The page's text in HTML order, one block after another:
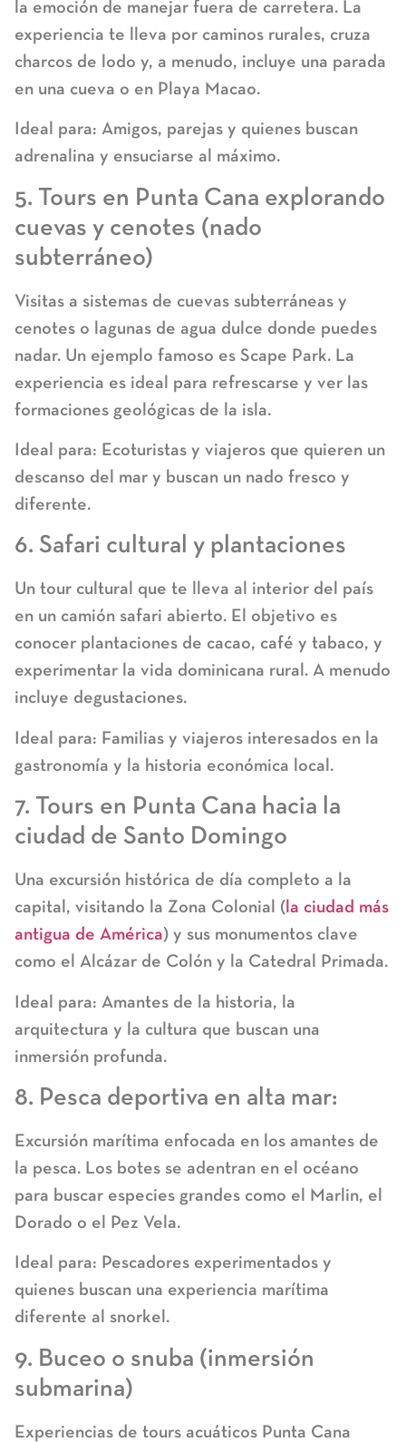
la emoción de manejar fuera de carretera. La
experiencia te lleva por caminos rurales, cruza
charcos de lodo y, a menudo, incluye una parada
en una cueva o en Playa Macao.
deal para: Amigos, parejas y quienes buscan
adrenalina y ensuciarse al máximo.
5. Tours en Punta Cana explorando
cuevas y cenotes (nado
subterráneo)
Visitas a sistemas de cuevas subterráneas y
cenotes o lagunas de agua dulce donde puedes
nadar. Un ejemplo famoso es Scape Park. La
experiencia es ideal para refrescarse y ver las
formaciones geológicas de la isla.
Ideal para: Ecoturistas y viajeros que quieren un
descanso del mar y buscan un nado fresco y
diferente.
6. Safari cultural y plantaciones
Un tour cultural que te lleva al interior del país
en un camión safari abierto. El objetivo es
conocer plantaciones de cacao, café y tabaco, y
experimentar la vida dominicana rural. A menudo
incluye degustaciones.
Ideal para: Familias y viajeros interesados en la
gastronomía y la historia económica local.
7. Tours en Punta Cana hacia la
ciudad de Santo Domingo
Una excursión histórica de día completo a la
capital, visitando la Zona Colonial ( la ciudad más
antigua de América) y sus monumentos clave
como el Alcázar de Colón y la Catedral Primada.
Ideal para: Amantes de la historia, la
arquitectura y la cultura que buscan una
inmersión profunda.
8. Pesca deportiva en alta mar:
Excursión marítima enfocada en los amantes de
la pesca. Los botes se adentran en el océano
para buscar especies grandes como el Marlin, el
Dorado o el Pez Vela.
Ideal para: Pescadores experimentados y
quienes buscan una experiencia marítima
diferente al snorkel.
9. Buceo o snuba (inmersión
submarina)
Experiencias de tours acuáticos Punta Cana